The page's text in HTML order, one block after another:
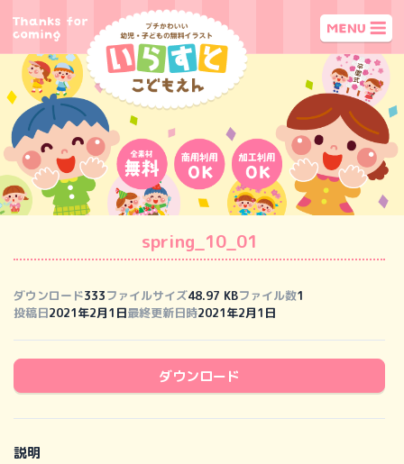
spring_10_01
ダウンロード333ファイルサイズ48.97 KBファイル数1
投稿日2021年2月1日最終更新日時2021年2月1日
ダウンロード
説明